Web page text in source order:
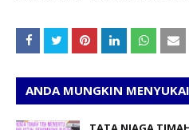
ANDA MUNGKIN